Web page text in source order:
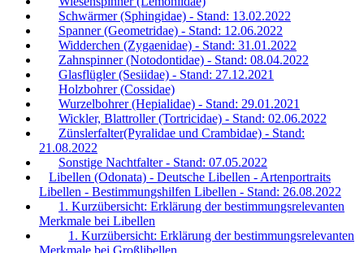
Schwärmer (Sphingidae) - Stand: 13.02.2022
Spanner (Geometridae) - Stand: 12.06.2022
Widderchen (Zygaenidae) - Stand: 31.01.2022
Zahnspinner (Notodontidae) - Stand: 08.04.2022
Glasflügler (Sesiidae) - Stand: 27.12.2021
Holzbohrer (Cossidae)
Wurzelbohrer (Hepialidae) - Stand: 29.01.2021
Wickler, Blattroller (Tortricidae) - Stand: 02.06.2022
Zünslerfalter(Pyralidae und Crambidae) - Stand:
21.08.2022
Sonstige Nachtfalter - Stand: 07.05.2022
Libellen (Odonata) - Deutsche Libellen - Artenportraits
Libellen - Bestimmungshilfen Libellen - Stand: 26.08.2022
1. Kurzübersicht: Erklärung der bestimmungsrelevanten
Merkmale bei Libellen
1. Kurzübersicht: Erklärung der bestimmungsrelevanten
Merkmale bei Großlibellen